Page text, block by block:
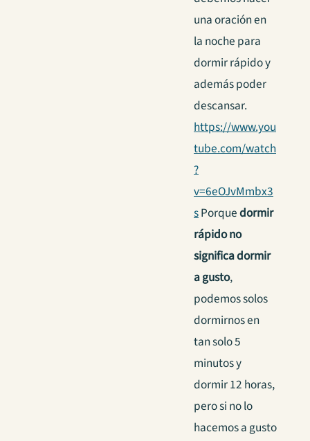
una oración en
la noche para
dormir rápido y
además poder
descansar.
https://www.you
tube.com/watch
?
v=6eOJvMmbx3
sPorquedormir
rápido no
significa dormir
a gusto,
podemos solos
dormirnos en
tan solo 5
minutos y
dormir 12 horas,
pero si no lo
hacemos a gusto